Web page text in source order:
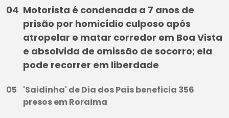
Motorista é condenada a 7 anos de
prisão por homicídio culposo após
atropelar e matar corredor em Boa Vista
e absolvida de omissão de socorro; ela
pode recorrer em liberdade
'Saidinha' de Dia dos Pais beneficia 356
presos em Roraima